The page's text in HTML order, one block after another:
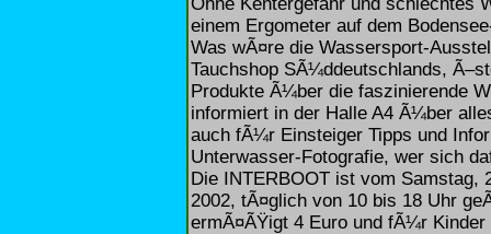
einem Ergometer auf dem
Was wÃ¤re die Wassersport-
Tauchshop SÃ¼ddeutschlands,
Produkte Ã¼ber die faszinierende
informiert in der Halle A4 Ã¼ber
auch fÃ¼r Einsteiger Tipps und
Unterwasser-Fotografie, wer sich
Die INTERBOOT ist vom Samstag,
2002, tÃ¤glich von 10 bis 18 Uhr
ermÃ¤ÃŸigt 4 Euro und fÃ¼r